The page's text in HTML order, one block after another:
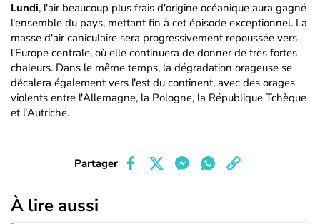
Lundi, l'air beaucoup plus frais d'origine océanique aura gagné
l'ensemble du pays, mettant fin à cet épisode exceptionnel. La
masse d'air caniculaire sera progressivement repoussée vers
l'Europe centrale, où elle continuera de donner de très fortes
chaleurs. Dans le même temps, la dégradation orageuse se
décalera également vers l'est du continent, avec des orages
violents entre l'Allemagne, la Pologne, la République Tchèque
et l'Autriche.
Partager
À lire aussi